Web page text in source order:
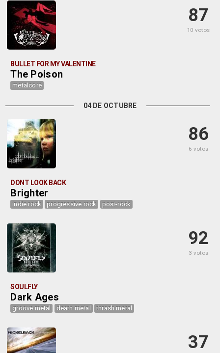
87
10 votos
BULLET FOR MY VALENTINE
The Poison
metalcore
04 DE OCTUBRE
86
6 votos
DONT LOOK BACK
Brighter
indie rock progressive rock post-rock
92
3 votos
SOULFLY
Dark Ages
groove metal death metal thrash metal
37